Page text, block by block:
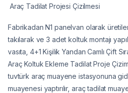
Araç Tadilat Projesi Çizilmesi
Fabrikadan N1 panelvan olarak
takılarak ve 3 adet koltuk montajı
vasıta, 4+1 Kişilik Yandan Camlı Çift
Araç Koltuk Ekleme Tadilat Proje
tuvtürk araç muayene istasyonuna
muayenesi yaptırılır, araç tadilat